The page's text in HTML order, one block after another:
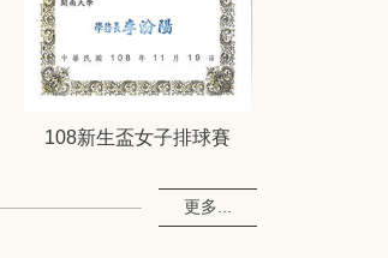
108新生盃女子排球賽
更多...